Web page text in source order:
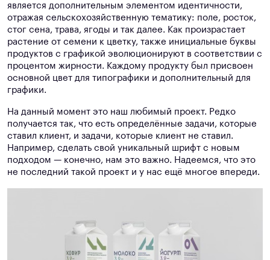
является дополнительным элементом идентичности,
отражая сельскохозяйственную тематику: поле, росток,
стог сена, трава, ягоды и так далее. Как произрастает
растение от семени к цветку, также инициальные буквы
продуктов с графикой эволюционируют в соответствии с
процентом жирности. Каждому продукту был присвоен
основной цвет для типографики и дополнительный для
графики.
На данный момент это наш любимый проект. Редко
получается так, что есть определённые задачи, которые
ставил клиент, и задачи, которые клиент не ставил.
Например, сделать свой уникальный шрифт с новым
подходом — конечно, нам это важно. Надеемся, что это
не последний такой проект и у нас ещё многое впереди.